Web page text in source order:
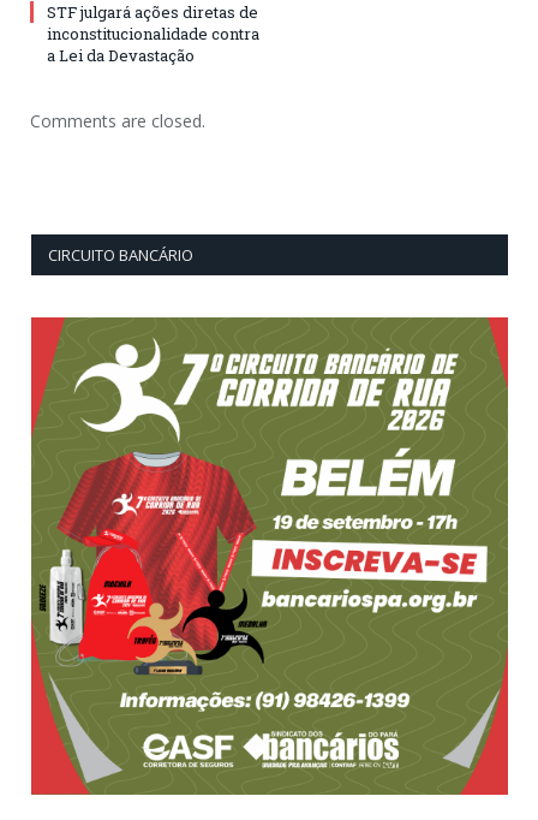
STF julgará ações diretas de
inconstitucionalidade contra
a Lei da Devastação
Comments are closed.
CIRCUITO BANCÁRIO